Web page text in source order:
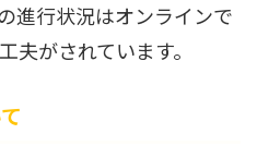
進行状況はオンラインで
夫がされています。